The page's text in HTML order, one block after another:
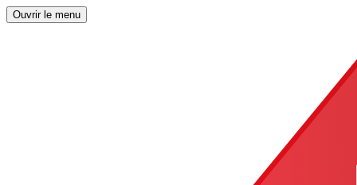
Ouvrir le menu